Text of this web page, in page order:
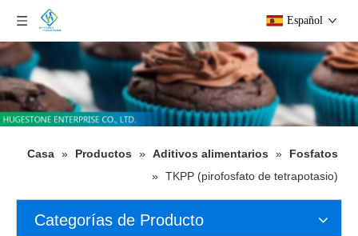
Español
Casa » Productos » Aditivos alimentarios »
Fosfatos
» TKPP (pirofosfato de tetrapotasio)
Categorías de Producto